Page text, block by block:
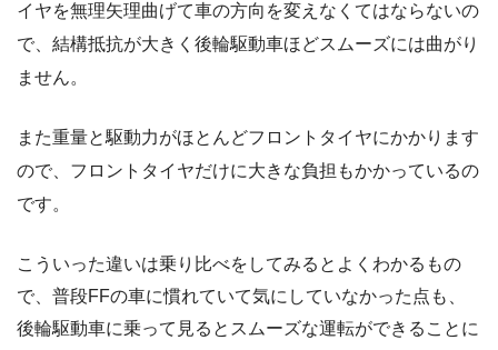
イヤを無理矢理曲げて車の方向を変えなくてはならないの
で、結構抵抗が大きく後輪駆動車ほどスムーズには曲がり
ません。
また重量と駆動力がほとんどフロントタイヤにかかります
ので、フロントタイヤだけに大きな負担もかかっているの
です。
こういった違いは乗り比べをしてみるとよくわかるもの
で、普段FFの車に慣れていて気にしていなかった点も、
後輪駆動車に乗って見るとスムーズな運転ができることに